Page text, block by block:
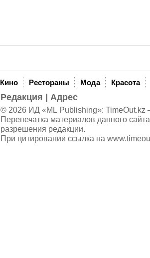
Кино Рестораны Мода Красота
Редакция Адрес
© 2026 ИД «ML Publishing»: TimeOut.kz
Перепечатка материалов данного
разрешения редакции.
При цитировании ссылка на